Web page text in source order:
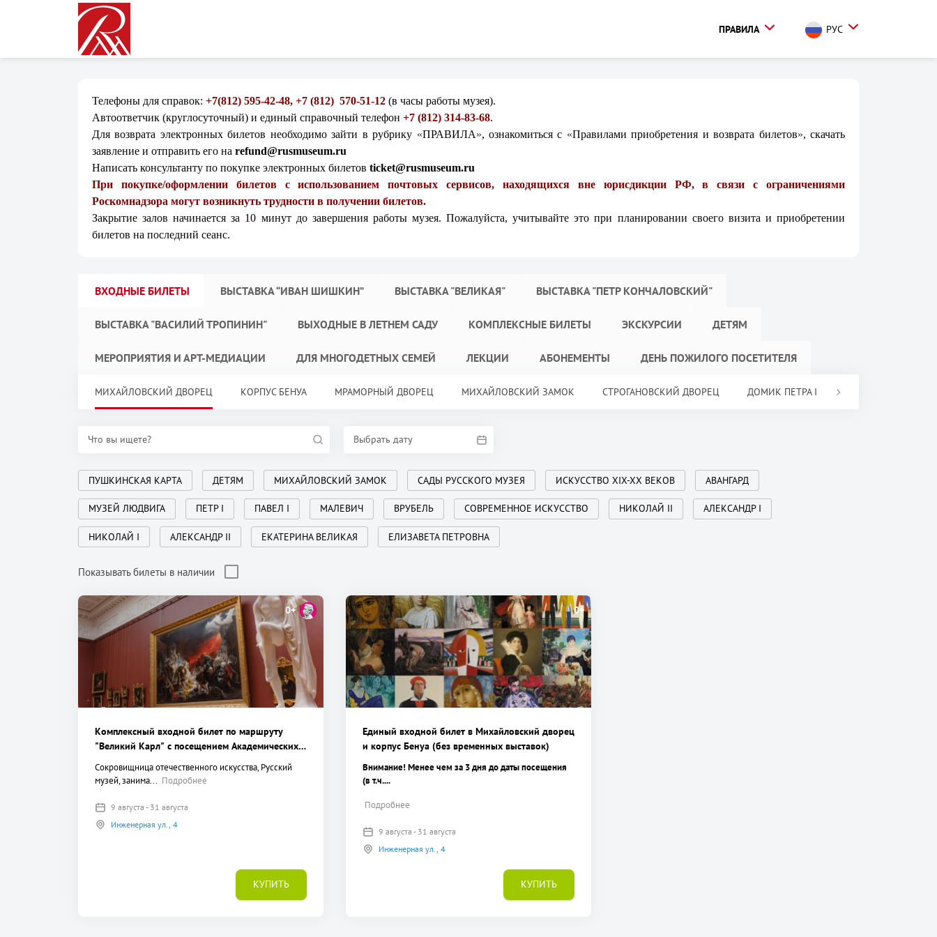
ПРАВИЛА РУС
Телефоны для справок: +7(812) 595-42-48, +7 (812) 570-51-12 (в часы работы музея).
Автоответчик (круглосуточный) и единый справочный телефон +7 (812) 314-83-68.
Для возврата электронных билетов необходимо зайти в рубрику «ПРАВИЛА», ознакомитьсяс «Правилами приобретения и возврата билетов», скачать
заявление и отправить его на refund@rusmuseum.ru
Написать консультанту по покупке электронных билетов ticket@rusmuseum.ru
При покупке/оформлении билетов с использованием почтовых сервисов, находящихся вне юрисдикции РФ, в связи с ограничениями
Роскомнадзора могут возникнуть трудности в получении билетов.
Закрытие залов начинается за 10 минут до завершения работы музея. Пожалуйста, учитывайте это при планировании своего визита и приобретении
билетов на последний сеанс.
ВХОДНЫЕ БИЛЕТЫ ВЫСТАВКА “ИВАН ШИШКИН” ВЫСТАВКА "ВЕЛИКАЯ" ВЫСТАВКА "ПЕТР КОНЧАЛОВСКИЙ"
ВЫСТАВКА "ВАСИЛИЙ ТРОПИНИН" ВЫХОДНЫЕ В ЛЕТНЕМ САДУ КОМПЛЕКСНЫЕ БИЛЕТЫ ЭКСКУРСИИ ДЕТЯМ
МЕРОПРИЯТИЯ И АРТ-МЕДИАЦИИ ДЛЯ МНОГОДЕТНЫХ СЕМЕЙ ЛЕКЦИИ АБОНЕМЕНТЫ ДЕНЬ ПОЖИЛОГО ПОСЕТИТЕЛЯ
МИХАЙЛОВСКИЙ ДВОРЕЦ КОРПУС БЕНУА МРАМОРНЫЙ ДВОРЕЦ МИХАЙЛОВСКИЙ ЗАМОК СТРОГАНОВСКИЙ ДВОРЕЦ ДОМИК ПЕТРА I
ПУШКИНСКАЯ КАРТА ДЕТЯМ МИХАЙЛОВСКИЙ ЗАМОК САДЫ РУССКОГО МУЗЕЯ ИСКУССТВО XIX-XX ВЕКОВ АВАНГАРД
МУЗЕЙ ЛЮДВИГА ПЕТР I ПАВЕЛ I МАЛЕВИЧ ВРУБЕЛЬ СОВРЕМЕННОЕ ИСКУССТВО НИКОЛАЙ II АЛЕКСАНДР I
НИКОЛАЙ I АЛЕКСАНДР II ЕКАТЕРИНА ВЕЛИКАЯ ЕЛИЗАВЕТА ПЕТРОВНА
Показывать билеты в наличии
0+
Комплексный входной билет по маршруту
"Великий Карл" с посещением Академических
экспозиции Михайловского дворца
Сокровищница отечественного искусства, Русский
музей, занима... Подробнее
9 августа - 31 августа
Инженерная ул., 4
КУПИТЬ
0+
Единый входной билет в Михайловский дворец
и корпус Бенуа (без временных выставок)
Внимание! Менее чем за 3 дня до даты посещения
(в т.ч....
Подробнее
9 августа - 31 августа
Инженерная ул., 4
КУПИТЬ